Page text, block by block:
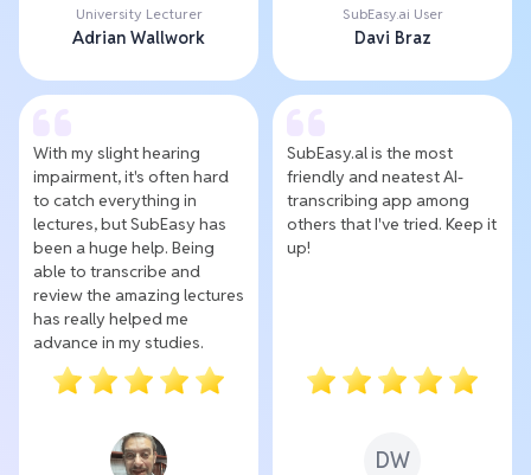
University Lecturer
Adrian Wallwork
SubEasy.ai User
Davi Braz
With my slight hearing
impairment, it's often hard
to catch everything in
lectures, but SubEasy has
been a huge help. Being
able to transcribe and
review the amazing lectures
has really helped me
advance in my studies.
SubEasy.al is the most
friendly and neatest AI-
transcribing app among
others that I've tried. Keep it
up!
DW